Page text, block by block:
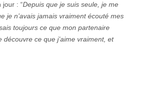
jour : “Depuis que je suis seule, je me
je n’avais jamais vraiment écouté mes
toujours ce que mon partenaire
découvre ce que j’aime vraiment, et